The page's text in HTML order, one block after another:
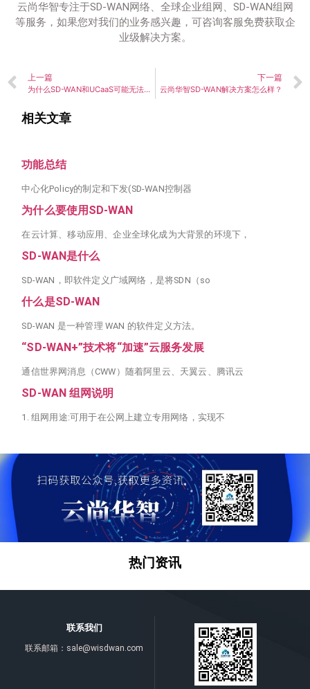
云尚华智专注于SD-WAN网络、全球企业组网、SD-WAN组网
等服务，如果您对我们的业务感兴趣，可咨询客服免费获取企
业级解决方案。
上一篇
为什么SD-WAN和UCaaS可能无法很好地匹配
下一篇
云尚华智SD-WAN解决方案怎么样？
相关文章
功能总结
中心化Policy的制定和下发(SD-WAN控制器
为什么要使用SD-WAN
在云计算、移动应用、企业全球化成为大背景的环境下，
SD-WAN是什么
SD-WAN，即软件定义广域网络，是将SDN（so
什么是SD-WAN
SD-WAN 是一种管理 WAN 的软件定义方法。
“SD-WAN+”技术将“加速”云服务发展
通信世界网消息（CWW）随着阿里云、天翼云、腾讯云
SD-WAN 组网说明
1. 组网用途:可用于在公网上建立专用网络，实现不
热门资讯
联系我们
联系邮箱： sale@wisdwan.com